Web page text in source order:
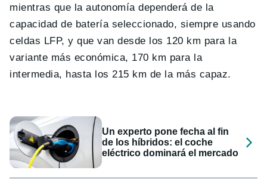
mientras que la autonomía dependerá de la
capacidad de batería seleccionado, siempre usando
celdas LFP, y que van desde los 120 km para la
variante más económica, 170 km para la
intermedia, hasta los 215 km de la más capaz.
Un experto pone fecha al fin
de los híbridos: el coche
eléctrico dominará el mercado